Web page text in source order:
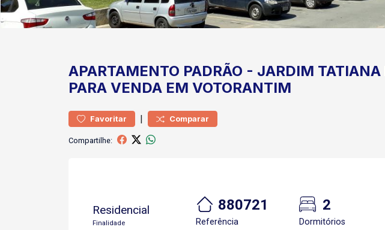
APARTAMENTO PADRÃO - JARDIM TATIANA
PARA VENDA EM VOTORANTIM
Favoritar | Comparar
Compartilhe:
Residencial
Finalidade
880721
Referência
2
Dormitórios